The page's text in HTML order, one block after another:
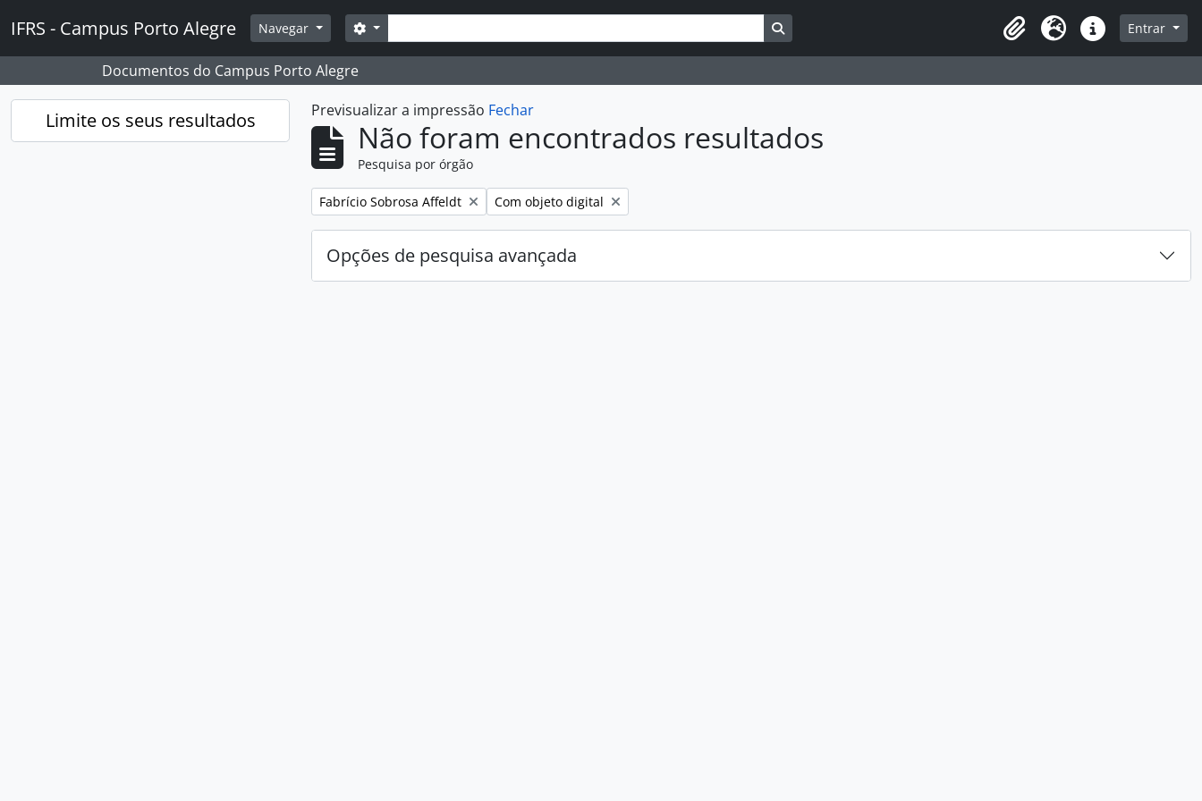
IFRS - Campus Porto Alegre Navegar Pesquisar
Opções de busca Busque na página de navegação
Idioma Ligações rápidas
Entrar
Documentos do Campus Porto Alegre
Limite os seus resultados Previsualizar a impressão Fechar
Não foram encontrados resultados
Pesquisa por órgão
Remover filtro:
Fabrício Sobrosa Affeldt Remover filtro:
Com objeto digital
Opções de pesquisa avançada